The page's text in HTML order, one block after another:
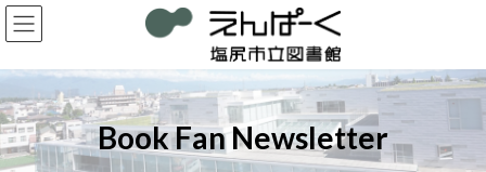
コ
ン
ン
ツ
へ
ス
キ
ナ
ビ
ー
シ
ョ
ン
に
Book Fan Newsletter